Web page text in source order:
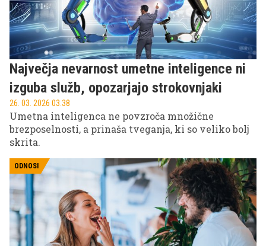
Največja nevarnost umetne inteligence ni
izguba služb, opozarjajo strokovnjaki
26. 03. 2026 03.38
Umetna inteligenca ne povzroča množične
brezposelnosti, a prinaša tveganja, ki so veliko bolj
skrita.
ODNOSI